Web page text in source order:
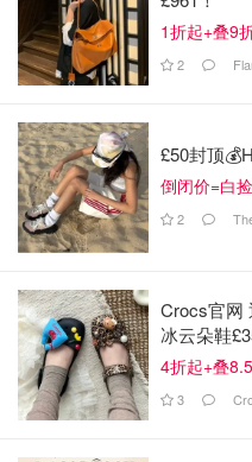
1折起+叠9
2
£50封顶
倒闭价=白
2
Crocs官网
冰云朵鞋
4折起+叠
3